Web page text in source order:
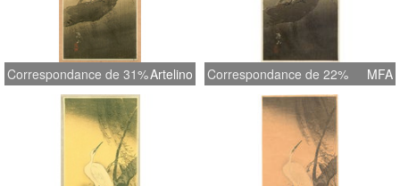
Correspondance de 31%Artelino Correspondance de 22% MFA